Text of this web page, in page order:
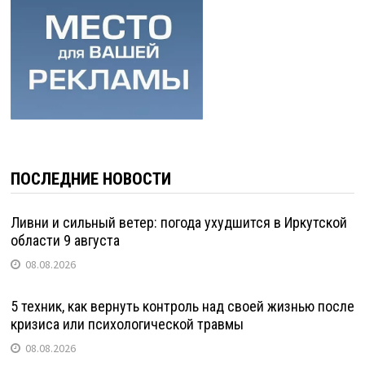
ПОСЛЕДНИЕ НОВОСТИ
Ливни и сильный ветер: погода ухудшится в Иркутской
области 9 августа
08.08.2026
5 техник, как вернуть контроль над своей жизнью после
кризиса или психологической травмы
08.08.2026